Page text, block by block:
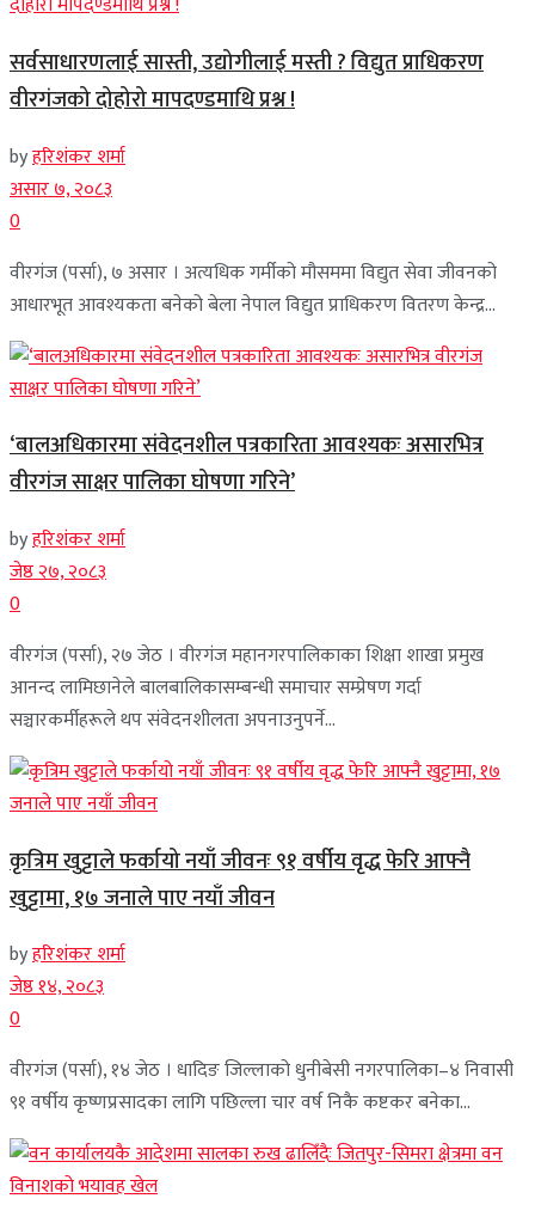
सर्वसाधारणलाई सास्ती, उद्योगीलाई मस्ती ? विद्युत प्राधिकरण
वीरगंजको दोहोरो मापदण्डमाथि प्रश्न !
byहरिशंकर शर्मा
असार ७, २०८३
0
वीरगंज (पर्सा), ७ असार । अत्यधिक गर्मीको मौसममा विद्युत सेवा जीवनको
आधारभूत आवश्यकता बनेको बेला नेपाल विद्युत प्राधिकरण वितरण केन्द्र...
‘बालअधिकारमा संवेदनशील पत्रकारिता आवश्यकः असारभित्र
वीरगंज साक्षर पालिका घोषणा गरिने’
byहरिशंकर शर्मा
जेष्ठ २७, २०८३
0
वीरगंज (पर्सा), २७ जेठ । वीरगंज महानगरपालिकाका शिक्षा शाखा प्रमुख
आनन्द लामिछानेले बालबालिकासम्बन्धी समाचार सम्प्रेषण गर्दा
सञ्चारकर्मीहरूले थप संवेदनशीलता अपनाउनुपर्ने...
कृत्रिम खुट्टाले फर्कायो नयाँ जीवनः ९१ वर्षीय वृद्ध फेरि आफ्नै
खुट्टामा, १७ जनाले पाए नयाँ जीवन
byहरिशंकर शर्मा
जेष्ठ १४, २०८३
0
वीरगंज (पर्सा), १४ जेठ । धादिङ जिल्लाको धुनीबेसी नगरपालिका–४ निवासी
९१ वर्षीय कृष्णप्रसादका लागि पछिल्ला चार वर्ष निकै कष्टकर बनेका...